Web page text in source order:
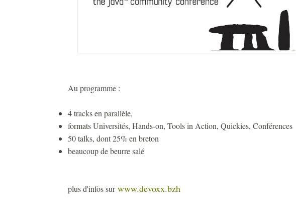
Au programme :
4 tracks en parallèle,
formats Universités, Hands-on, Tools in Action, Quickies, Conférences
50 talks, dont 25% en breton
beaucoup de beurre salé
plus d'infos surwww.devoxx.bzh